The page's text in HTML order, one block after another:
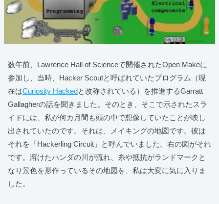
数年前、Lawrence Hall of Scienceで開催されたOpen Makeに
参加し、当時、Hacker Scoutと呼ばれていたプログラム（現
在はCuriosity Hackedと改称されている）を推進するGarratt
Gallagherの話を聞きました。そのとき、そこで示されたスラ
イドには、私が何カ月間も頭の中で想像していたことが映し
出されていたのです。それは、メイキングの地図です。彼は
それを「Hackerling Circuit」と呼んでいました。右の図がそれ
です。溶けたハンダの川が流れ、糸や抵抗がランドマークと
なり景色を形作っているその地図を、私は大変に気に入りま
した。